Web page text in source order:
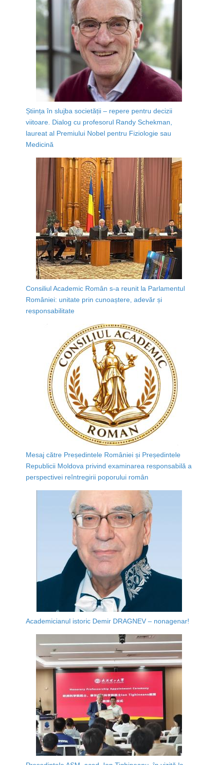
Știința în slujba societății – repere pentru decizii
viitoare. Dialog cu profesorul Randy Schekman,
laureat al Premiului Nobel pentru Fiziologie sau
Medicină
Consiliul Academic Român s-a reunit la Parlamentul
României: unitate prin cunoaștere, adevăr și
responsabilitate
Mesaj către Președintele României și Președintele
Republicii Moldova privind examinarea responsabilă a
perspectivei reîntregirii poporului român
Academicianul istoric Demir DRAGNEV – nonagenar!